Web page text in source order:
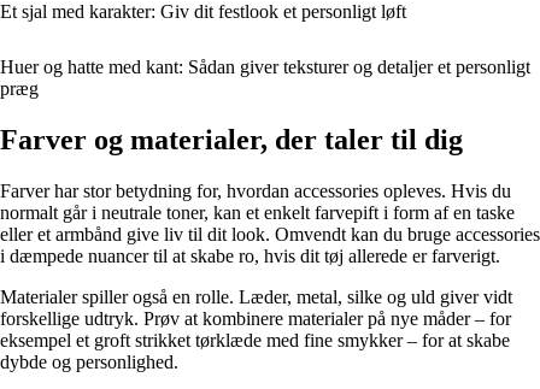
Et sjal med karakter: Giv dit festlook et personligt løft
Huer og hatte med kant: Sådan giver teksturer og detaljer et personligt
præg
Farver og materialer, der taler til dig
Farver har stor betydning for, hvordan accessories opleves. Hvis du
normalt går i neutrale toner, kan et enkelt farvepift i form af en taske
eller et armbånd give liv til dit look. Omvendt kan du bruge accessories
i dæmpede nuancer til at skabe ro, hvis dit tøj allerede er farverigt.
Materialer spiller også en rolle. Læder, metal, silke og uld giver vidt
forskellige udtryk. Prøv at kombinere materialer på nye måder – for
eksempel et groft strikket tørklæde med fine smykker – for at skabe
dybde og personlighed.